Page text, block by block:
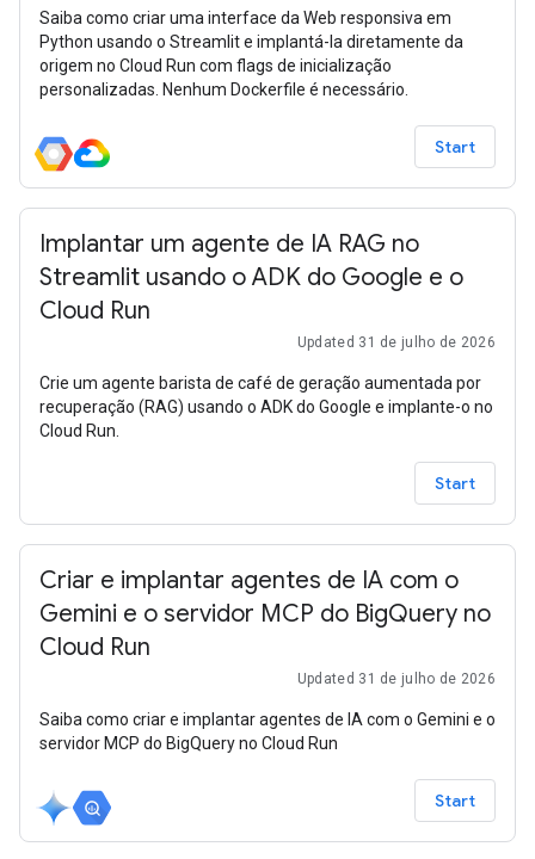
Saiba como criar uma interface da Web responsiva em
Python usando o Streamlit e implantá-la diretamente da
origem no Cloud Run com flags de inicialização
personalizadas. Nenhum Dockerfile é necessário.
Start
Implantar um agente de IA RAG no
Streamlit usando o ADK do Google e o
Cloud Run
Updated 31 de julho de 2026
Crie um agente barista de café de geração aumentada por
recuperação (RAG) usando o ADK do Google e implante-o no
Cloud Run.
Start
Criar e implantar agentes de IA com o
Gemini e o servidor MCP do BigQuery no
Cloud Run
Updated 31 de julho de 2026
Saiba como criar e implantar agentes de IA com o Gemini e o
servidor MCP do BigQuery no Cloud Run
Start